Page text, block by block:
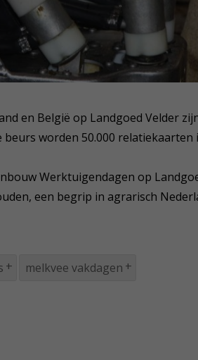
en België op Landgoed Velder
worden 50.000
Werktuigendagen op
een begrip in agrarisch
melkvee vakdagen